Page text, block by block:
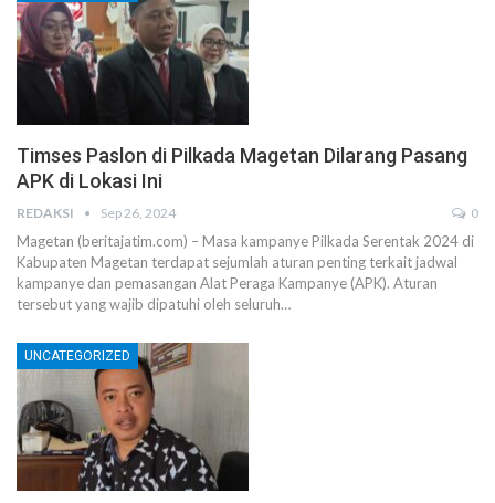
Timses Paslon di Pilkada Magetan Dilarang Pasang
APK di Lokasi Ini
REDAKSI Sep 26, 2024 0
Magetan (beritajatim.com) – Masa kampanye Pilkada Serentak 2024 di
Kabupaten Magetan terdapat sejumlah aturan penting terkait jadwal
kampanye dan pemasangan Alat Peraga Kampanye (APK). Aturan
tersebut yang wajib dipatuhi oleh seluruh…
UNCATEGORIZED